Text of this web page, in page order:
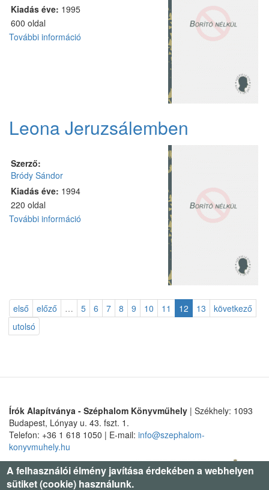
Kiadás éve: 1995
600 oldal
További információ
Leona Jeruzsálemben
Szerző:
Bródy Sándor
Kiadás éve: 1994
220 oldal
További információ
első előző … 5 6 7 8 9 10 11 12 13
következő
utolsó
Írók Alapítványa - Széphalom Könyvműhely | Székhely: 1093
Budapest, Lónyay u. 43. fszt. 1.
Telefon: +36 1 618 1050 | E-mail: info@szephalom-
konyvmuhely.hu
A felhasználói élmény javítása érdekében a webhelyen
sütiket (cookie) használunk.